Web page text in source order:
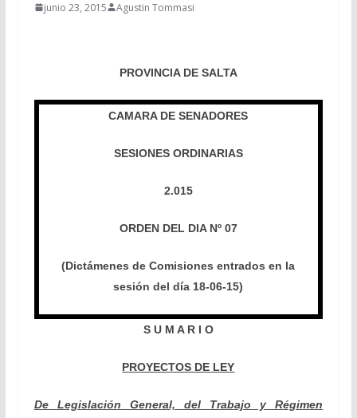
junio 23, 2015 Agustin Tommasi
PROVINCIA DE SALTA
CAMARA DE SENADORES
SESIONES ORDINARIAS
2.015
ORDEN DEL DIA Nº 07
(Dictámenes de Comisiones entrados en la
sesión del día 18-06-15)
S U M A R I O
PROYECTOS DE LEY
De Legislación General, del Trabajo y Régimen